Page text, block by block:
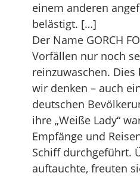
einem anderen
belästigt. […]
Der Name GORCH
Vorfällen nur noch
reinzuwaschen.
wir denken – auch
deutschen
ihre „Weiße Lady“
Empfänge und
Schiff durchgeführt.
auftauchte, freuten